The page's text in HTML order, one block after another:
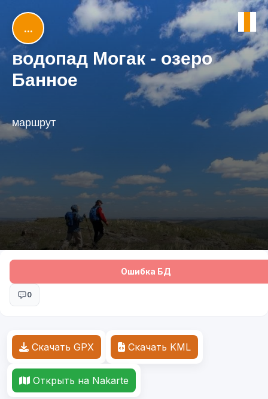
водопад Могак - озеро
Банное
маршрут
Ошибка БД
0
Скачать GPX Скачать KML
Открыть на Nakarte
...